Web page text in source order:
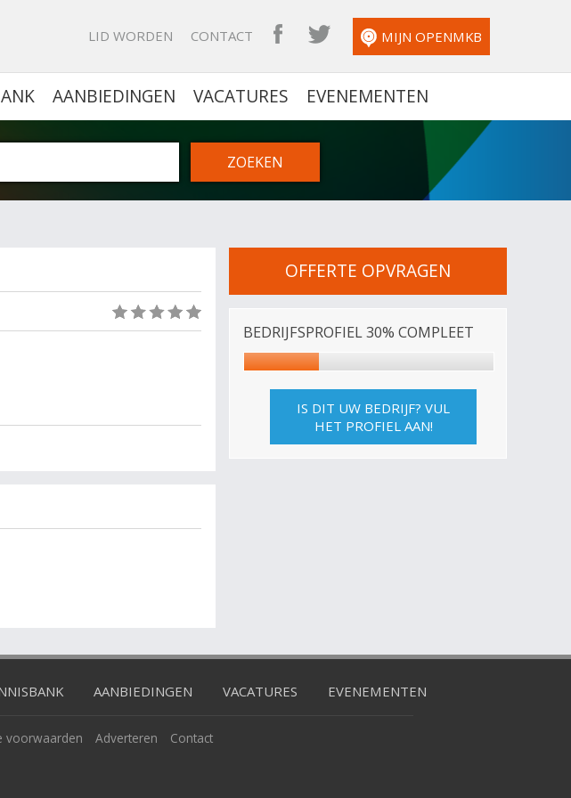
LID WORDEN CONTACT OPENMKB FACEBOOK
OPENMKB TWITTER
MIJN OPENMKB
AANBIEDINGEN VACATURES EVENEMENTEN
OFFERTE OPVRAGEN
BEDRIJFSPROFIEL 30% COMPLEET
IS DIT UW BEDRIJF? VUL
HET PROFIEL AAN!
AANBIEDINGEN VACATURES EVENEMENTEN
voorwaarden Adverteren Contact